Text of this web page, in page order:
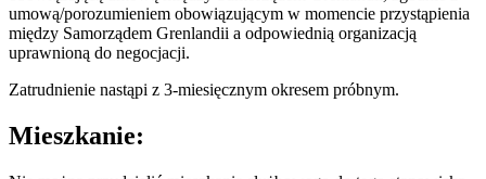
umową/porozumieniem obowiązującym w momencie przystąpienia
między Samorządem Grenlandii a odpowiednią organizacją
uprawnioną do negocjacji.
Zatrudnienie nastąpi z 3-miesięcznym okresem próbnym.
Mieszkanie: